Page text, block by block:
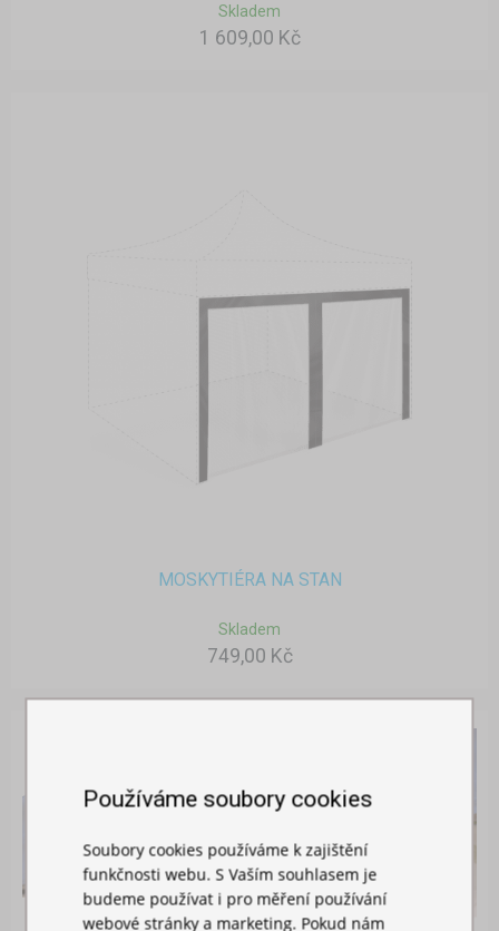
Skladem
1 609,00 Kč
MOSKYTIÉRA NA STAN
Skladem
749,00 Kč
Používáme soubory cookies
Soubory cookies používáme k zajištění
funkčnosti webu. S Vaším souhlasem je
budeme používat i pro měření používání
webové stránky a marketing. Pokud nám